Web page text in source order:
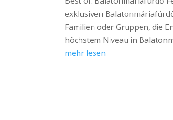
exklusiven
Familien oder Gruppen, die
höchstem Niveau in
mehr lesen